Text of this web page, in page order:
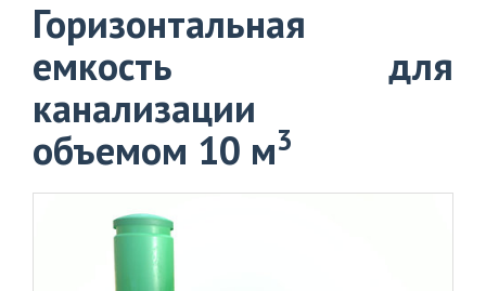
Очистка
навозных
бытовых
сточных
info@polytank.ru
Горизонтальная
емкость для
канализации
объемом 10 м3